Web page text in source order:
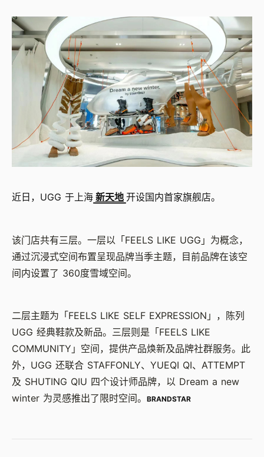
近日，UGG 于上海 新天地 开设国内首家旗舰店。
该门店共有三层。一层以「FEELS LIKE UGG」为概念，
通过沉浸式空间布置呈现品牌当季主题，目前品牌在该空
间内设置了 360度雪域空间。
二层主题为「FEELS LIKE SELF EXPRESSION」，陈列
UGG 经典鞋款及新品。三层则是「FEELS LIKE
COMMUNITY」空间，提供产品焕新及品牌社群服务。此
外，UGG 还联合 STAFFONLY、YUEQI QI、ATTEMPT
及 SHUTING QIU 四个设计师品牌，以 Dream a new
winter 为灵感推出了限时空间。
BRANDSTAR